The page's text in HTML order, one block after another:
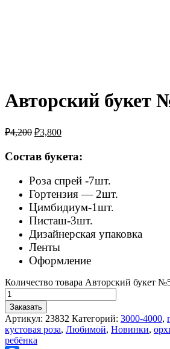
Авторский букет
₽4,200 ₽3,800
Состав букета:
Роза спрей -7шт.
Гортензия — 2шт.
Цимбидиум-1шт.
Писташ-3шт.
Дизайнерская упаковка
Ленты
Оформление
Количество товара Авторский букет
Заказать
Артикул: 23832 Категорий: 3000-4000,
кустовая роза, Любимой, Новинки,
ребёнка